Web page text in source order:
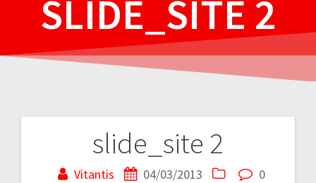
SLIDE_SITE 2
slide_site 2
Vitantis 04/03/2013 0
Navigare